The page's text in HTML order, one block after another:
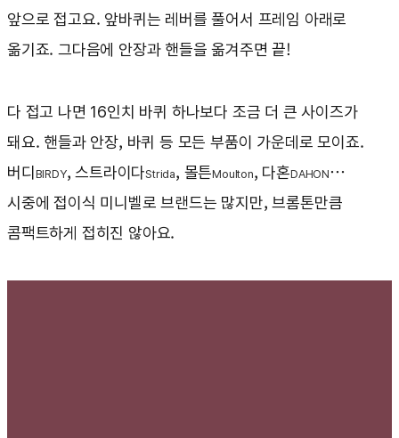
앞으로 접고요. 앞바퀴는 레버를 풀어서 프레임 아래로
옮기죠. 그다음에 안장과 핸들을 옮겨주면 끝!
다 접고 나면 16인치 바퀴 하나보다 조금 더 큰 사이즈가
돼요. 핸들과 안장, 바퀴 등 모든 부품이 가운데로 모이죠.
버디 BIRDY, 스트라이다Strida, 몰튼Moulton, 다혼DAHON …
시중에 접이식 미니벨로 브랜드는 많지만, 브롬톤만큼
콤팩트하게 접히진 않아요.